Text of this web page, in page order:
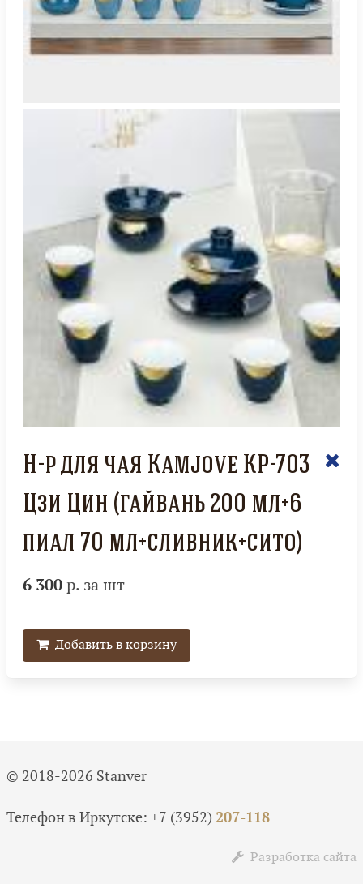
Н-р для чая Kamjove KP-703
Цзи Цин (гайвань 200 мл+6
пиал 70 мл+сливник+сито)
6 300 р. за шт
Добавить в корзину
© 2018-2026 Stanver
Телефон в Иркутске: +7 (3952) 207-118
Разработка сайта